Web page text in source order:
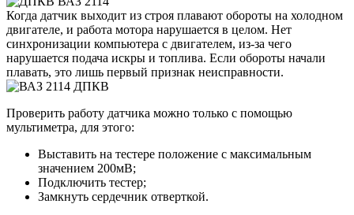
Когда датчик выходит из строя плавают обороты на холодном
двигателе, и работа мотора нарушается в целом. Нет
синхронизации компьютера с двигателем, из-за чего
нарушается подача искры и топлива. Если обороты начали
плавать, это лишь первый признак неисправности.
Проверить работу датчика можно только с помощью
мультиметра, для этого:
Выставить на тестере положение с максимальным
значением 200мВ;
Подключить тестер;
Замкнуть сердечник отверткой.